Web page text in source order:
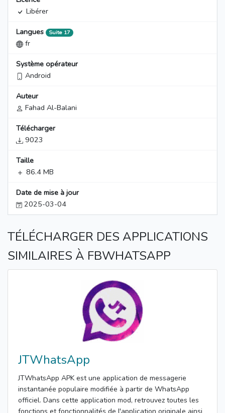
Libérer
Langues Suite 17
fr
Système opérateur
Android
Auteur
Fahad Al-Balani
Télécharger
9023
Taille
86.4 MB
Date de mise à jour
2025-03-04
TÉLÉCHARGER DES APPLICATIONS
SIMILAIRES À FBWHATSAPP
JTWhatsApp
JTWhatsApp APK est une application de messagerie
instantanée populaire modifiée à partir de WhatsApp
officiel. Dans cette application mod, retrouvez toutes les